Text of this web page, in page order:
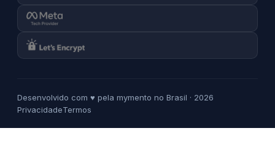
Desenvolvido com ♥ pela mymento no Brasil · 2026
PrivacidadeTermos